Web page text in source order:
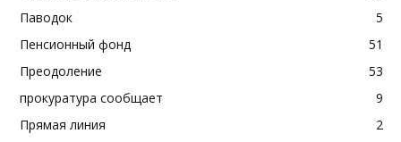
Паводок
5
Пенсионный фонд
51
Преодоление
53
прокуратура сообщает
9
Прямая линия
2